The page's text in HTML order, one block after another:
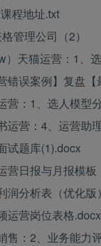
程地址.txt
管理公司（2）
）天猫运营：1、
错误案例】复盘
营：1、选人模型
运营：4、运营助
试题库(1).docx
营日报与月报模
润分析表（优化版
运营岗位表格.docx
售：2、业务能力